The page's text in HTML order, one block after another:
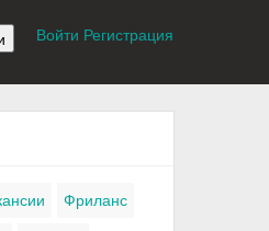
Войти Регистрация
Фриланс